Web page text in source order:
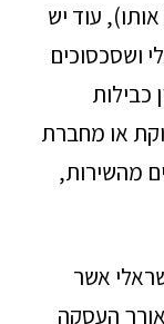
עוד יש
ושסכסוכים
כבילות
או מחברת
מהשירות,
אשר
העסקה